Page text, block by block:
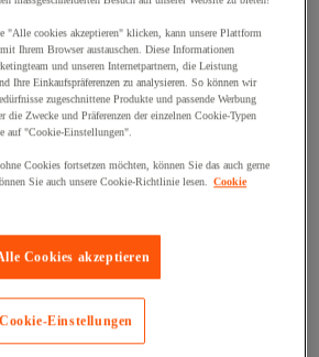
Diagnostik
für Arztpraxen
-spüler
und -Tasche
Sauerstoff
(PSA)
"Alle cookies akzeptieren" klicken, kann unsere Plattform
Ihrem Browser austauschen. Diese Informationen
und unseren Internetpartnern, die Leistung
Ihre Einkaufspräferenzen zu analysieren. So können wir
zugeschnittene Produkte und passende Werbung
die Zwecke und Präferenzen der einzelnen Cookie-Typen
auf "Cookie-Einstellungen".
Cookies fortsetzen möchten, können Sie das auch gerne
Sie auch unsere Cookie-Richtlinie lesen. Cookie
Cookies akzeptieren
Cookie-Einstellungen